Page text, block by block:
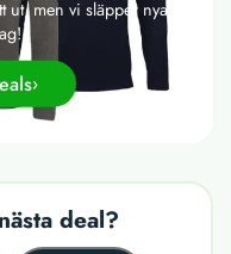
ut, men vi släpper nya
deal?